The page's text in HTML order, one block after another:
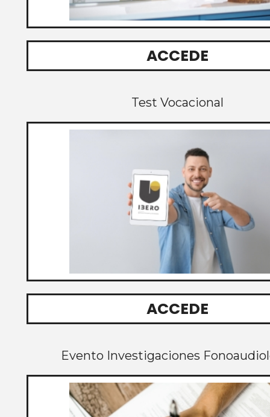
ACCEDE
Test Vocacional
ACCEDE
Evento Investigaciones